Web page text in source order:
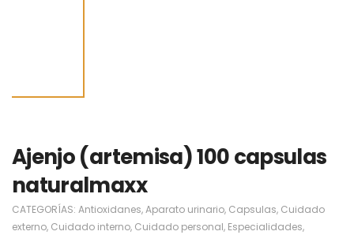
Ajenjo (artemisa) 100 capsulas
naturalmaxx
CATEGORÍAS: Antioxidanes,Aparato urinario, Capsulas, Cuidado
externo, Cuidado interno, Cuidado personal, Especialidades,